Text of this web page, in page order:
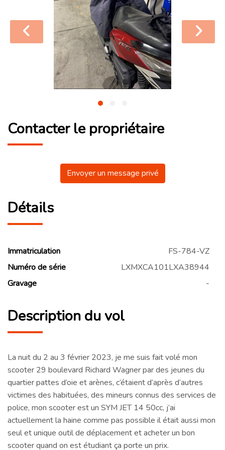
Contacter le propriétaire
Envoyer un message privé
Détails
Immatriculation
FS-784-VZ
Numéro de série
LXMXCA101LXA38944
Gravage
-
Description du vol
La nuit du 2 au 3 février 2023, je me suis fait volé mon
scooter 29 boulevard Richard Wagner par des jeunes du
quartier pattes d’oie et arènes, c’étaient d’après d’autres
victimes des habituées, des mineurs connus des services de
police, mon scooter est un SYM JET 14 50cc, j’ai
actuellement la haine comme pas possible il était aussi mon
seul et unique outil de déplacement et acheter un bon
scooter quand on est étudiant ça porte un prix.